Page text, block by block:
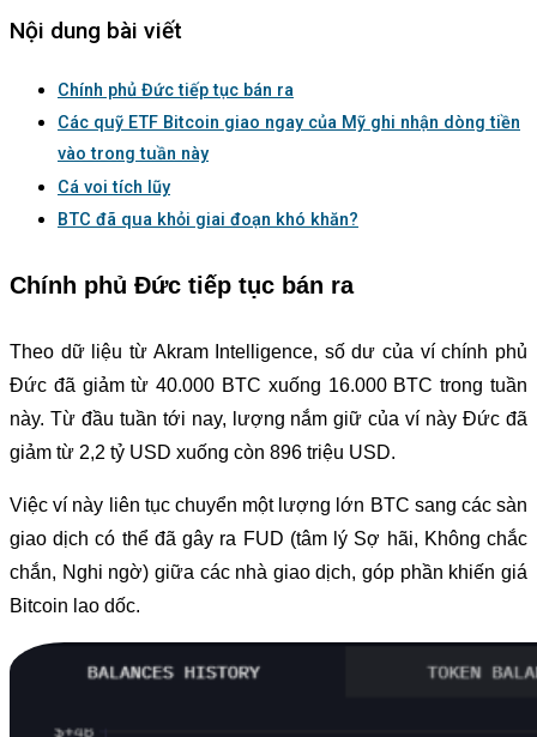
Nội dung bài viết
Chính phủ Đức tiếp tục bán ra
Các quỹ ETF Bitcoin giao ngay của Mỹ ghi nhận dòng tiền
vào trong tuần này
Cá voi tích lũy
BTC đã qua khỏi giai đoạn khó khăn?
Chính phủ Đức tiếp tục bán ra
Theo dữ liệu từ Akram Intelligence, số dư của ví chính phủ
Đức đã giảm từ 40.000 BTC xuống 16.000 BTC trong tuần
này. Từ đầu tuần tới nay, lượng nắm giữ của ví này Đức đã
giảm từ 2,2 tỷ USD xuống còn 896 triệu USD.
Việc ví này liên tục chuyển một lượng lớn BTC sang các sàn
giao dịch có thể đã gây ra FUD (tâm lý Sợ hãi, Không chắc
chắn, Nghi ngờ) giữa các nhà giao dịch, góp phần khiến giá
Bitcoin lao dốc.